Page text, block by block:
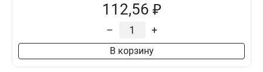
112,56 ₽
– +
В корзину